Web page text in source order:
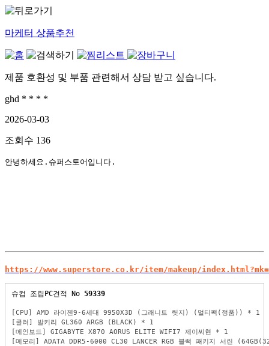
마케터 상품추천
제품 호환성 및 부품 관련해서 상담 받고 싶습니다.
ghd * * * *
2026-03-03
조회수 136
안녕하세요.슈퍼스토어입니다.
https://www.superstore.co.kr/item/makeup/
슈컴 조립PC견적 No 59339
[CPU] AMD 라이젠9-6세대 9950X3D (그래니트 릿지) (멀티팩(정품)) * 1
[쿨러] 발키리 GL360 ARGB (BLACK) * 1
[메인보드] GIGABYTE X870 AORUS ELITE WIFI7 제이씨현 * 1
[메모리] ADATA DDR5-6000 CL30 LANCER RGB 블랙 패키지 서린